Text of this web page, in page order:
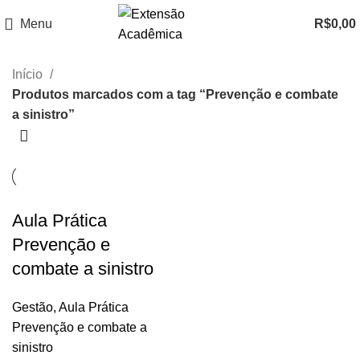
Menu R$0,00
Início
Produtos marcados com a tag “Prevenção e combate
a sinistro”
Aula Prática
Prevenção e
combate a sinistro
Gestão, Aula Prática
Prevenção e combate a
sinistro